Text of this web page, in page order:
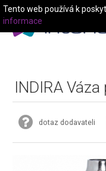
INDIRA
dotaz dodavateli
Tento web používá k
informace